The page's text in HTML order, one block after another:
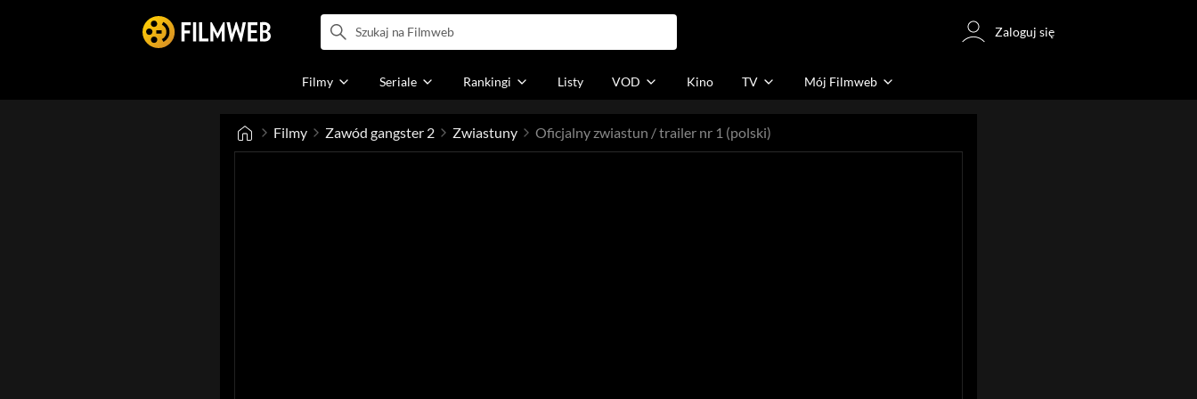
Zaloguj się
Filmy Seriale Rankingi Listy Mój Filmweb
VOD Kino TV
Filmy Zawód gangster 2 Zwiastuny Oficjalny zwiastun / trailer nr 1 (polski)